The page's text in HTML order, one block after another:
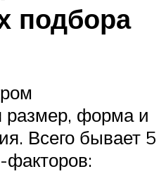
подбора
размер, форма и
Всего бывает 5